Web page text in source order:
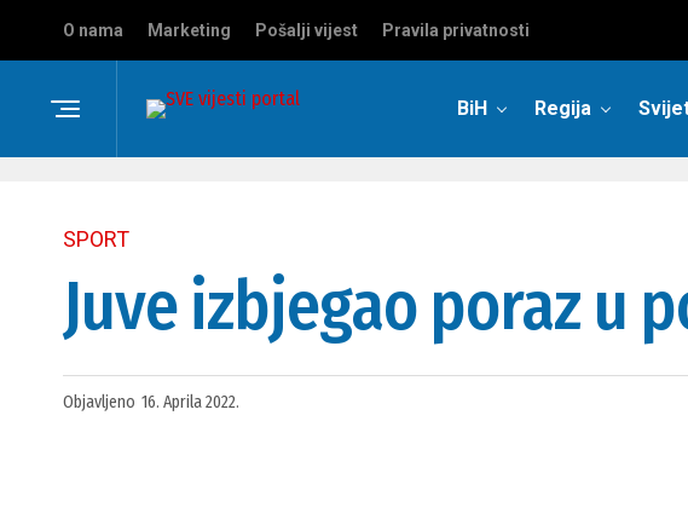
O nama Marketing Pošalji vijest Pravila privatnosti
BiH Regija
SPORT
Juve izbjegao poraz u
Objavljeno 16. Aprila 2022.